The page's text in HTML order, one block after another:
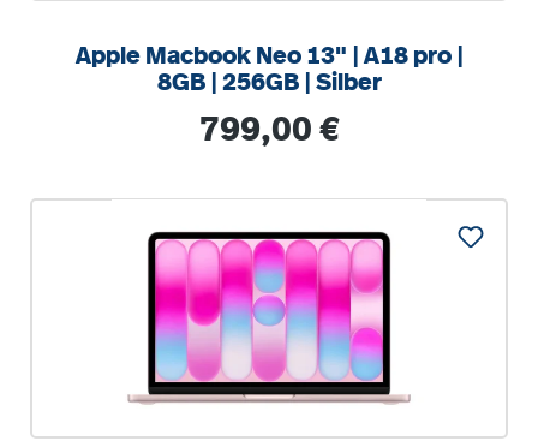
Apple Macbook Neo 13" | A18 pro |
8GB | 256GB | Silber
Regulärer Preis:
799,00 €